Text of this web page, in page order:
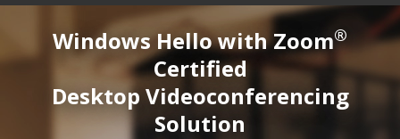
Windows Hello with Zoom®
Certified
Desktop Videoconferencing
Solution